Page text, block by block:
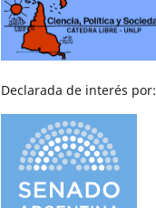
Declarada de interés por: